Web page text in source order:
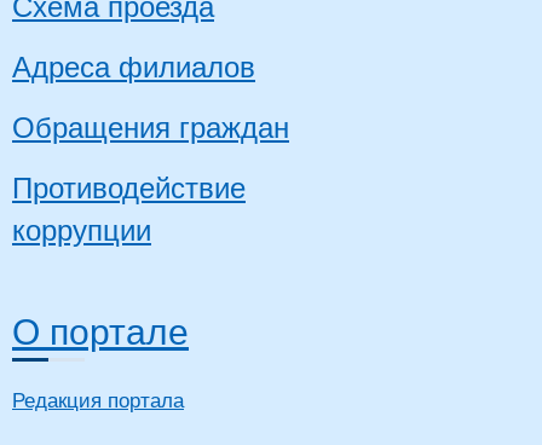
Схема проезда
Адреса филиалов
Обращения граждан
Противодействие
коррупции
О портале
Редакция портала